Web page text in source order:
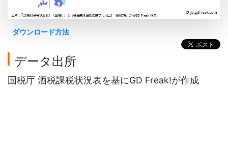
ダウンロード方法
データ出所
国税庁 酒税課税状況表を基にGD Freak!が作成